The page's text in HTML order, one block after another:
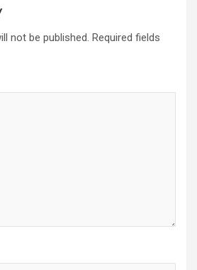
not be published. Required fields